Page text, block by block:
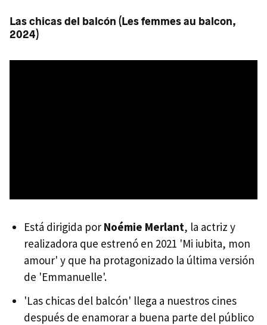
Las chicas del balcón (Les femmes au balcon,
2024)
Está dirigida por Noémie Merlant, la actriz y
realizadora que estrenó en 2021 'Mi iubita, mon
amour' y que ha protagonizado la última versión
de 'Emmanuelle'.
'Las chicas del balcón' llega a nuestros cines
después de enamorar a buena parte del público